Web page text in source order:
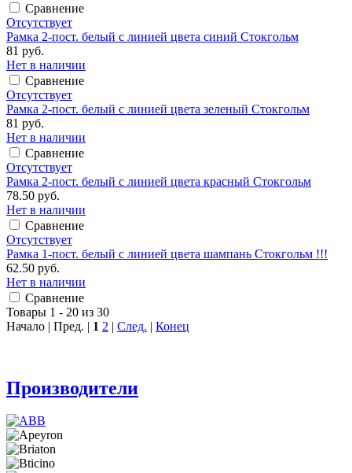
Сравнение
Отсутствует
Рамка 2-пост. белый с линией цвета синий Стокгольм
81 руб.
Нет в наличии
Сравнение
Отсутствует
Рамка 2-пост. белый с линией цвета зеленый Стокгольм
81 руб.
Нет в наличии
Сравнение
Отсутствует
Рамка 2-пост. белый с линией цвета красный Стокгольм
78.50 руб.
Нет в наличии
Сравнение
Отсутствует
Рамка 1-пост. белый с линией цвета шампань Стокгольм !!!
62.50 руб.
Нет в наличии
Сравнение
Товары 1 - 20 из 30
Начало | Пред. | 1 2 | След. | Конец
Производители